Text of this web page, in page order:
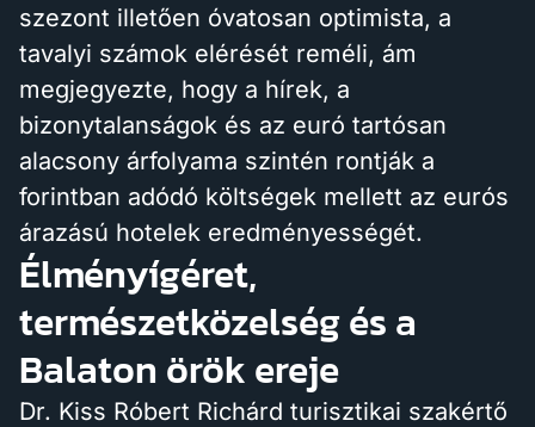
szezont illetően óvatosan optimista, a
tavalyi számok elérését reméli, ám
megjegyezte, hogy a hírek, a
bizonytalanságok és az euró tartósan
alacsony árfolyama szintén rontják a
forintban adódó költségek mellett az eurós
árazású hotelek eredményességét.
Élményígéret,
természetközelség és a
Balaton örök ereje
Dr. Kiss Róbert Richárd turisztikai szakértő